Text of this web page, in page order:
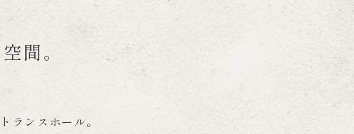
間。
ランスホール。